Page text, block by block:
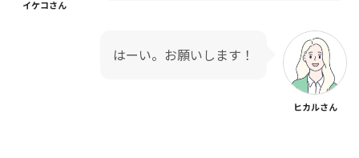
イケコさん
はーい。お願いします！
ヒカルさん